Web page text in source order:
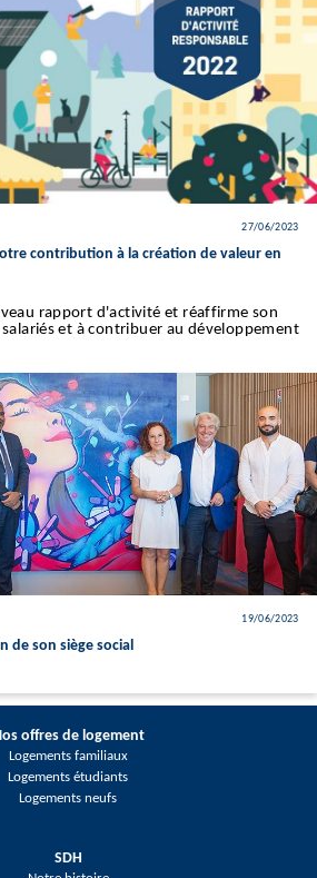
27/06/2023
contribution à la création de valeur en
rapport d'activité et réaffirme son
et à contribuer au développement
19/06/2023
de son siège social
offres de logement
Logements familiaux
Logements étudiants
Logements neufs
SDH